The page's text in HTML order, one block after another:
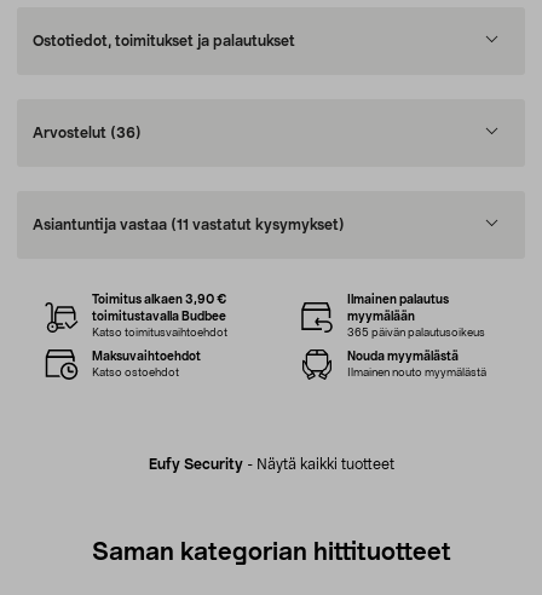
Ostotiedot, toimitukset ja palautukset
Arvostelut (36)
Asiantuntija vastaa (11 vastatut kysymykset)
Eufy Security- Näytä kaikki tuotteet
Toimitus alkaen 3,90 €
toimitustavalla Budbee
Katso toimitusvaihtoehdot
Ilmainen palautus
myymälään
365 päivän palautusoikeus
Maksuvaihtoehdot
Katso ostoehdot
Nouda myymälästä
Ilmainen nouto myymälästä
Saman kategorian hittituotteet